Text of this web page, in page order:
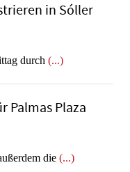
in Sóller
durch (...)
Palmas Plaza
die (...)